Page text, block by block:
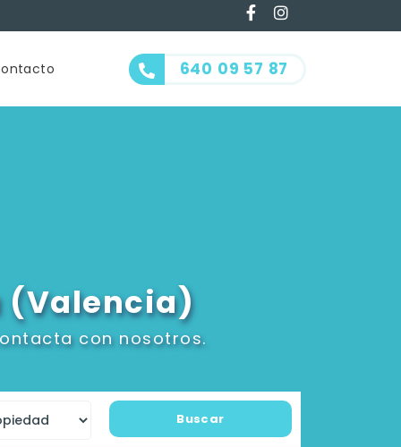
640 09 57 87
(Valencia)
con nosotros.
Buscar